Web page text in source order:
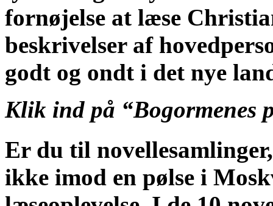
fornøjelse at læse
beskrivelser af
godt og ondt i det nye
Klik ind på “Bogormenes
Er du til
ikke imod en pølse i